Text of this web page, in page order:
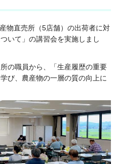
物直売所（5店舗）の出荷者に対
いて」の講習会を実施しまし
の職員から、「生産履歴の重要
び、農産物の一層の質の向上に